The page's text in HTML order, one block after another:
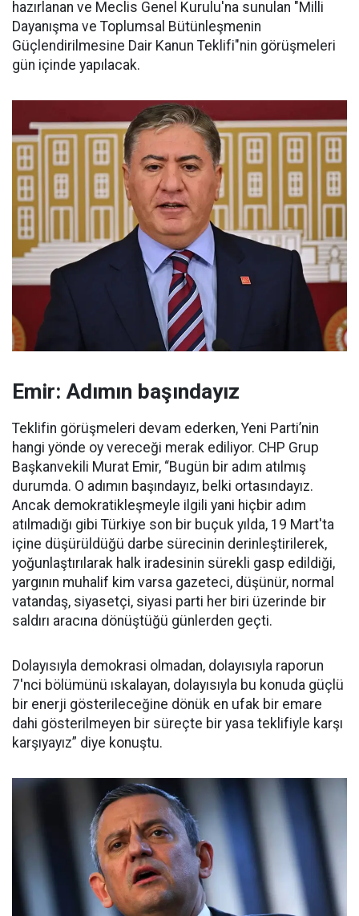
hazırlanan ve Meclis Genel Kurulu'na sunulan "Milli
Dayanışma ve Toplumsal Bütünleşmenin
Güçlendirilmesine Dair Kanun Teklifi"nin görüşmeleri
gün içinde yapılacak.
Emir: Adımın başındayız
Teklifin görüşmeleri devam ederken, Yeni Parti’nin
hangi yönde oy vereceği merak ediliyor. CHP Grup
Başkanvekili Murat Emir, “Bugün bir adım atılmış
durumda. O adımın başındayız, belki ortasındayız.
Ancak demokratikleşmeyle ilgili yani hiçbir adım
atılmadığı gibi Türkiye son bir buçuk yılda, 19 Mart'ta
içine düşürüldüğü darbe sürecinin derinleştirilerek,
yoğunlaştırılarak halk iradesinin sürekli gasp edildiği,
yargının muhalif kim varsa gazeteci, düşünür, normal
vatandaş, siyasetçi, siyasi parti her biri üzerinde bir
saldırı aracına dönüştüğü günlerden geçti.
Dolayısıyla demokrasi olmadan, dolayısıyla raporun
7'nci bölümünü ıskalayan, dolayısıyla bu konuda güçlü
bir enerji gösterileceğine dönük en ufak bir emare
dahi gösterilmeyen bir süreçte bir yasa teklifiyle karşı
karşıyayız” diye konuştu.